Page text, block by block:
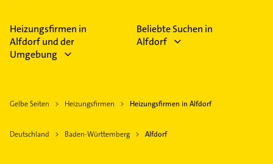
Heizungsfirmen in
Alfdorf und der
Umgebung
Beliebte Suchen in
Alfdorf
Gelbe Seiten Heizungsfirmen Heizungsfirmen in Alfdorf
Deutschland Baden-Württemberg Alfdorf